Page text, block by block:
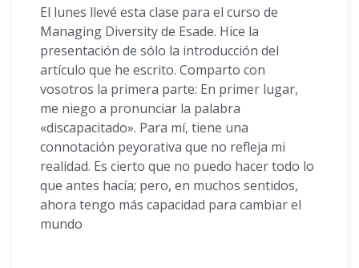
El lunes llevé esta clase para el curso de
Managing Diversity de Esade. Hice la
presentación de sólo la introducción del
artículo que he escrito. Comparto con
vosotros la primera parte: En primer lugar,
me niego a pronunciar la palabra
«discapacitado». Para mí, tiene una
connotación peyorativa que no refleja mi
realidad. Es cierto que no puedo hacer todo lo
que antes hacía; pero, en muchos sentidos,
ahora tengo más capacidad para cambiar el
mundo